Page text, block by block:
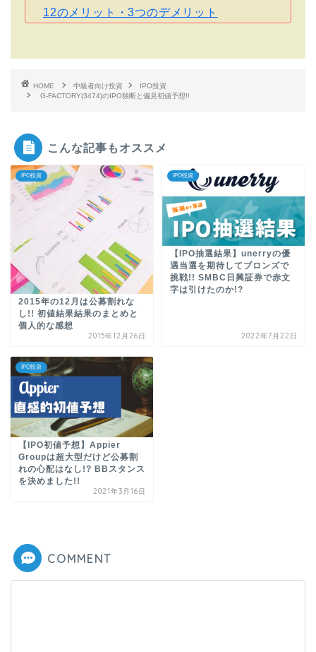
12のメリット・3つのデメリット
HOME 中級者向け投資
IPO投資
G-FACTORY(3474)のIPO独断と偏見初値予想!!
こんな記事もオススメ
IPO投資
2015年の12月は公募割れな
し!! 初値結果結果のまとめと
個人的な感想
2015年12月26日
IPO投資
【IPO抽選結果】unerryの優
遇当選を期待してブロンズで
挑戦!! SMBC日興証券で赤文
字は引けたのか!?
2022年7月22日
IPO投資
【IPO初値予想】Appier
Groupは超大型だけど公募割
れの心配はなし!? BBスタンス
を決めました!!
2021年3月16日
COMMENT